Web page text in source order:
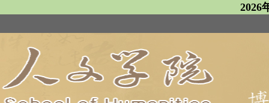
2026